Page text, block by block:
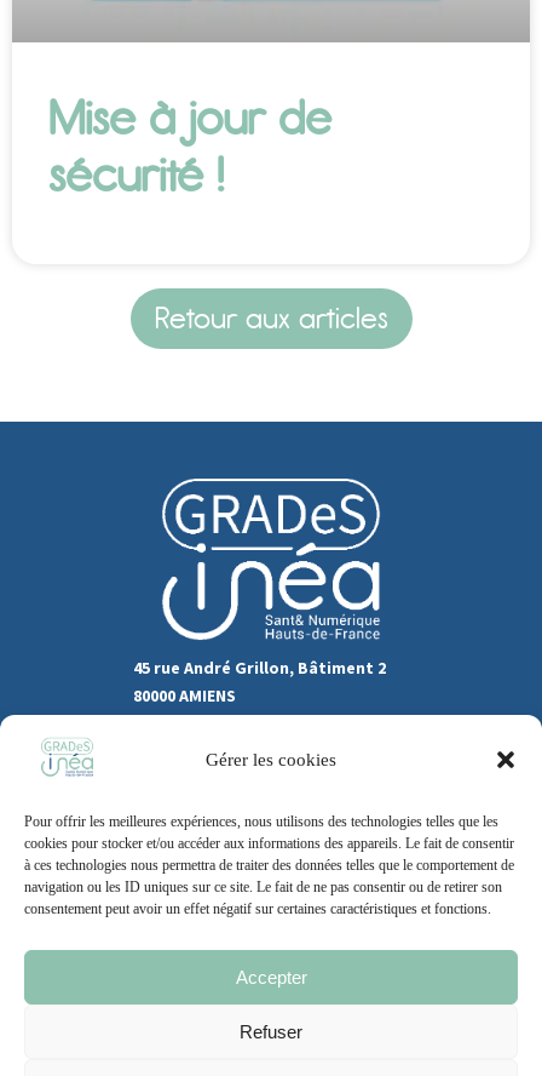
Gérer les cookies
Pour offrir les meilleures expériences, nous utilisons des technologies telles que les
cookies pour stocker et/ou accéder aux informations des appareils. Le fait de consentir
à ces technologies nous permettra de traiter des données telles que le comportement de
navigation ou les ID uniques sur ce site. Le fait de ne pas consentir ou de retirer son
consentement peut avoir un effet négatif sur certaines caractéristiques et fonctions.
Accepter
Refuser
Mise à jour de
sécurité !
Retour aux articles
45 rue André Grillon, Bâtiment 2
80000 AMIENS
Recrutement
Support
Contact
Mentions légales Politique de cookie CGU